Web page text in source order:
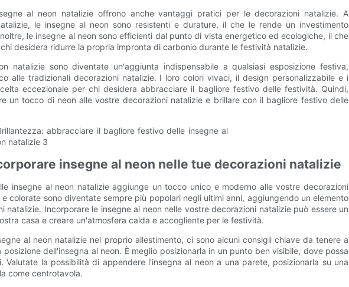
al neon natalizie offrono anche vantaggi pratici per le decorazioni natalizie. A
le insegne al neon sono resistenti e durature, il che le rende un investimento
le insegne al neon sono efficienti dal punto di vista energetico ed ecologiche, il che
desidera ridurre la propria impronta di carbonio durante le festività natalizie.
natalizie sono diventate un'aggiunta indispensabile a qualsiasi esposizione festiva,
alle tradizionali decorazioni natalizie. I loro colori vivaci, il design personalizzabile e i
eccezionale per chi desidera abbracciare il bagliore festivo delle festività. Quindi,
un tocco di neon alle vostre decorazioni natalizie e brillare con il bagliore festivo delle
insegne al neon nelle tue decorazioni natalizie
insegne al neon natalizie aggiunge un tocco unico e moderno alle vostre decorazioni
colorate sono diventate sempre più popolari negli ultimi anni, aggiungendo un elemento
natalizie. Incorporare le insegne al neon nelle vostre decorazioni natalizie può essere un
casa e creare un'atmosfera calda e accogliente per le festività.
al neon natalizie nel proprio allestimento, ci sono alcuni consigli chiave da tenere a
dell'insegna al neon. È meglio posizionarla in un punto ben visibile, dove possa
la possibilità di appendere l'insegna al neon a una parete, posizionarla su una
come centrotavola.